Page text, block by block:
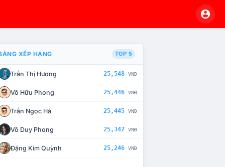
CHẾ TÀI XỬ LÝ VI PHẠM
XẾP HẠNG TOP 5
Trần Thị Hương 25,548 VNĐ
Võ Hữu Phong 25,446 VNĐ
Trần Ngọc Hà 25,445 VNĐ
Võ Duy Phong 25,347 VNĐ
Đặng Kim Quỳnh 25,246 VNĐ